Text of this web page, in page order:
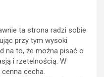
ta strona radzi sobie
przy tym wysoki
na to, że można pisać o
i rzetelnością. W
cecha.